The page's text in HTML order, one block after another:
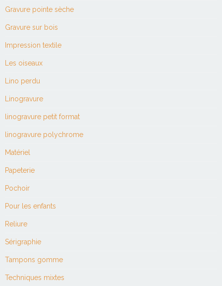
Gravure pointe sèche
Gravure sur bois
Impression textile
Les oiseaux
Lino perdu
Linogravure
linogravure petit format
linogravure polychrome
Matériel
Papeterie
Pochoir
Pour les enfants
Reliure
Sérigraphie
Tampons gomme
Techniques mixtes